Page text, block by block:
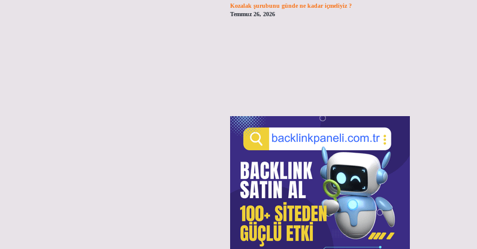
Kozalak şurubunu günde ne kadar içmeliyiz ?
Temmuz 26, 2026